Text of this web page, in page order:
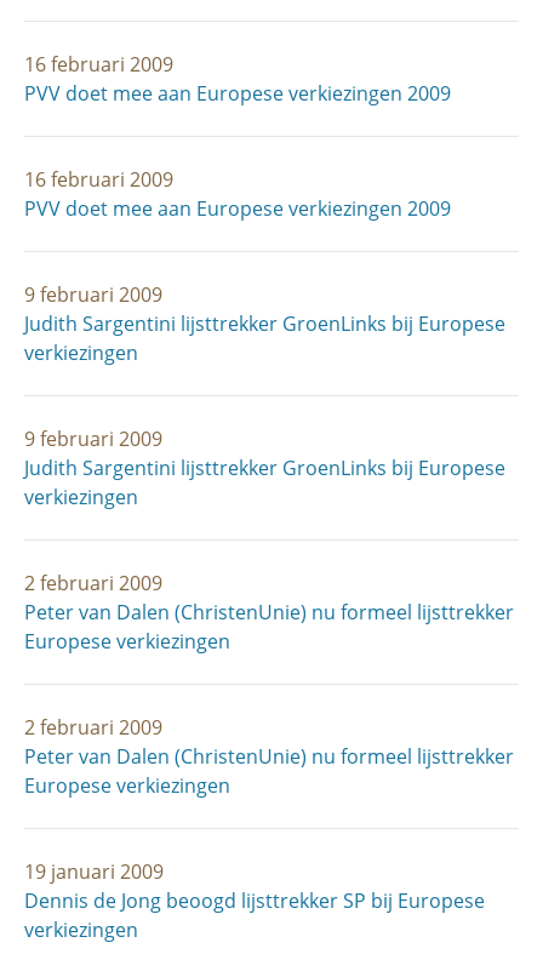
16 februari 2009
PVV doet mee aan Europese verkiezingen 2009
16 februari 2009
PVV doet mee aan Europese verkiezingen 2009
9 februari 2009
Judith Sargentini lijsttrekker GroenLinks bij Europese
verkiezingen
9 februari 2009
Judith Sargentini lijsttrekker GroenLinks bij Europese
verkiezingen
2 februari 2009
Peter van Dalen (ChristenUnie) nu formeel lijsttrekker
Europese verkiezingen
2 februari 2009
Peter van Dalen (ChristenUnie) nu formeel lijsttrekker
Europese verkiezingen
19 januari 2009
Dennis de Jong beoogd lijsttrekker SP bij Europese
verkiezingen